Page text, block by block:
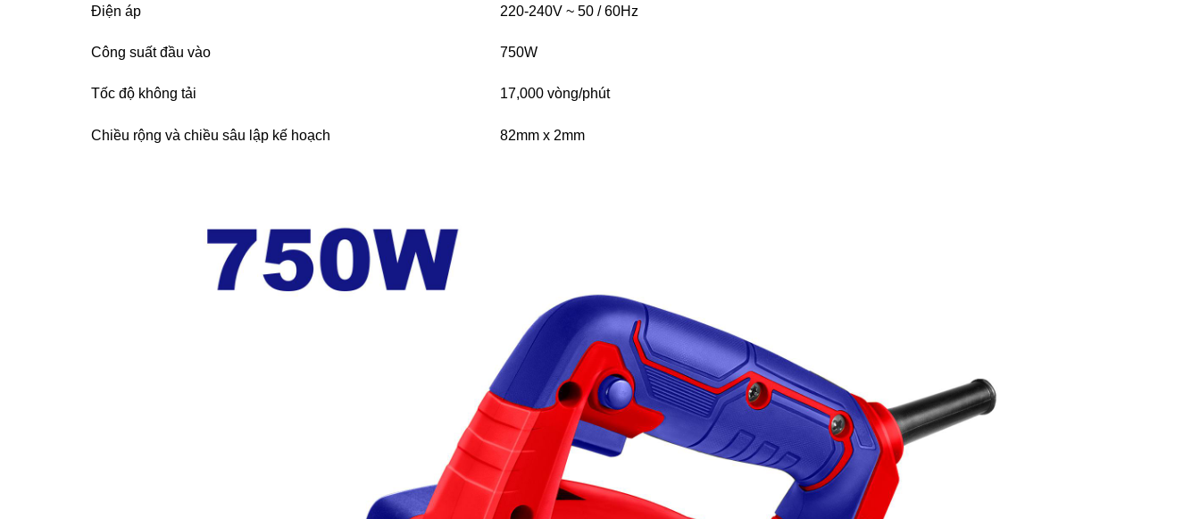
Điện áp
220-240V ~ 50 / 60Hz
Công suất đầu vào 750W
Tốc độ không tải 17,000 vòng/phút
Chiều rộng và chiều sâu lập kế hoạch 82mm x 2mm